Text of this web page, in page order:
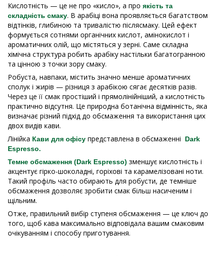
Кислотність — це не про «кисло», а про якість та
складність смаку. В арабіці вона проявляється багатством
відтінків, глибиною та тривалістю післясмаку. Цей ефект
формується сотнями органічних кислот, амінокислот і
ароматичних олій, що містяться у зерні. Саме складна
хімічна структура робить арабіку настільки багатогранною
та цінною з точки зору смаку.
Робуста, навпаки, містить значно менше ароматичних
сполук і жирів — різниця з арабікою сягає десятків разів.
Через це її смак простіший і прямолінійніший, а кислотність
практично відсутня. Це природна ботанічна відмінність, яка
визначає різний підхід до обсмаження та використання цих
двох видів кави.
Лінійка Кави для офісу представлена в обсмаженні
Dark
Espresso.
Темне обсмаження (Dark Espresso) зменшує кислотність і
акцентує гірко-шоколадні, горіхові та карамелізовані ноти.
Такий профіль часто обирають для робусти, де темніше
обсмаження дозволяє зробити смак більш насиченим і
щільним.
Отже, правильний вибір ступеня обсмаження — це ключ до
того, щоб кава максимально відповідала вашим смаковим
очікуванням і способу приготування.